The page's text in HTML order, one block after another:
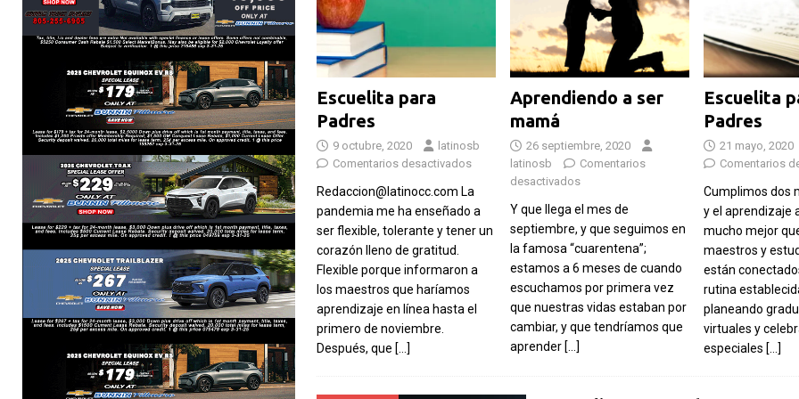
Escuelita para
Padres
9 octubre, 2020
latinosb
Comentarios desactivados
Redaccion@latinocc.com La
pandemia me ha enseñado a
ser flexible, tolerante y tener un
corazón lleno de gratitud.
Flexible porque informaron a
los maestros que haríamos
aprendizaje en línea hasta el
primero de noviembre.
Después, que […]
Aprendiendo a ser
mamá
26 septiembre, 2020
latinosb
Comentarios
desactivados
Y que llega el mes de
septiembre, y que seguimos en
la famosa “cuarentena”;
estamos a 6 meses de cuando
escuchamos por primera vez
que nuestras vidas estaban por
cambiar, y que tendríamos que
aprender […]
Escuelita
Padres
21 mayo, 2020
Comentarios
Cumplimos dos
y el aprendizaje
mucho mejor
maestros y
están
rutina
planeando
virtuales y
especiales […]